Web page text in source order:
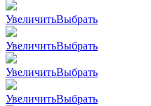
УвеличитьВыбрать
УвеличитьВыбрать
УвеличитьВыбрать
УвеличитьВыбрать